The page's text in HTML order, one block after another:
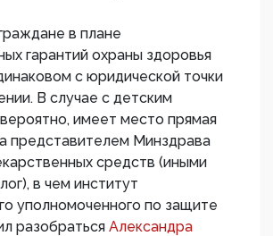
в плане
гарантий охраны здоровья
с юридической точки
В случае с детским
имеет место прямая
представителем Минздрава
средств (иными
в чем институт
уполномоченного по защите
разобраться Александра